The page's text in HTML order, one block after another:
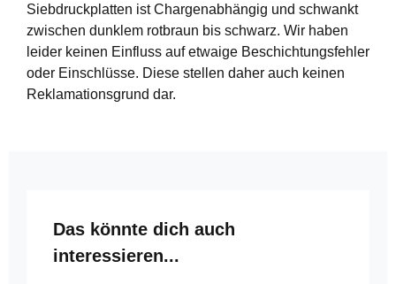
Siebdruckplatten ist Chargenabhängig und schwankt
zwischen dunklem rotbraun bis schwarz. Wir haben
leider keinen Einfluss auf etwaige Beschichtungsfehler
oder Einschlüsse. Diese stellen daher auch keinen
Reklamationsgrund dar.
Produktgalerie überspringen
Das könnte dich auch
interessieren...